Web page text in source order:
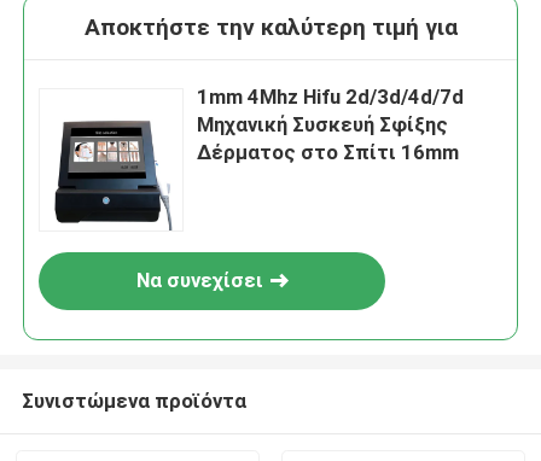
Αποκτήστε την καλύτερη τιμή για
1mm 4Mhz Hifu 2d/3d/4d/7d
Μηχανική Συσκευή Σφίξης
Δέρματος στο Σπίτι 16mm
Να συνεχίσει
Συνιστώμενα προϊόντα